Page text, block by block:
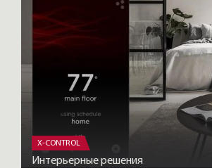
X-CONTROL
Интерьерные решения